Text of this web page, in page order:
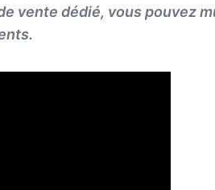
vente dédié, vous pouvez